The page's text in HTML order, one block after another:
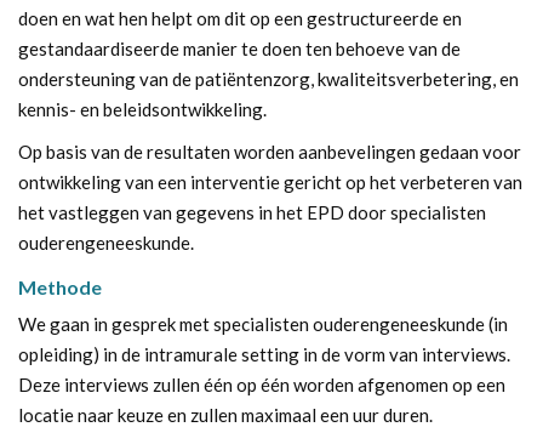
doen en wat hen helpt om dit op een gestructureerde en
gestandaardiseerde manier te doen ten behoeve van de
ondersteuning van de patiëntenzorg, kwaliteitsverbetering, en
kennis- en beleidsontwikkeling.
Op basis van de resultaten worden aanbevelingen gedaan voor
ontwikkeling van een interventie gericht op het verbeteren van
het vastleggen van gegevens in het EPD door specialisten
ouderengeneeskunde.
Methode
We gaan in gesprek met specialisten ouderengeneeskunde (in
opleiding) in de intramurale setting in de vorm van interviews.
Deze interviews zullen één op één worden afgenomen op een
locatie naar keuze en zullen maximaal een uur duren.